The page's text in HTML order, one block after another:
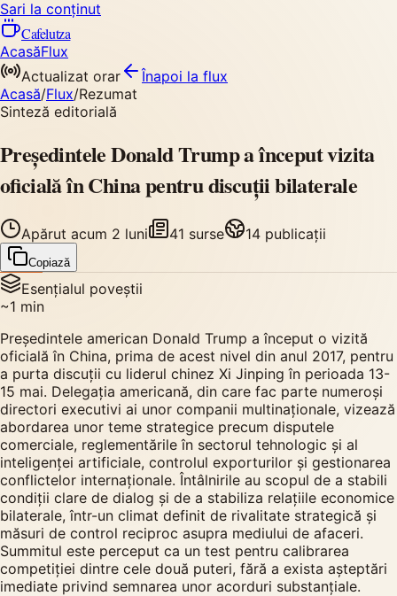
Sari la conținut
Cafelutza
AcasăFlux
Actualizat orar
Înapoi la flux
Acasă/Flux/Rezumat
Sinteză editorială
Președintele Donald Trump a început vizita
oficială în China pentru discuții bilaterale
Apărut acum 2 luni 41 surse 14 publicații
Copiază
Esențialul poveștii
~1 min
Președintele american Donald Trump a început o vizită
oficială în China, prima de acest nivel din anul 2017, pentru
a purta discuții cu liderul chinez Xi Jinping în perioada 13-
15 mai. Delegația americană, din care fac parte numeroși
directori executivi ai unor companii multinaționale, vizează
abordarea unor teme strategice precum disputele
comerciale, reglementările în sectorul tehnologic și al
inteligenței artificiale, controlul exporturilor și gestionarea
conflictelor internaționale. Întâlnirile au scopul de a stabili
condiții clare de dialog și de a stabiliza relațiile economice
bilaterale, într-un climat definit de rivalitate strategică și
măsuri de control reciproc asupra mediului de afaceri.
Summitul este perceput ca un test pentru calibrarea
competiției dintre cele două puteri, fără a exista așteptări
imediate privind semnarea unor acorduri substanțiale.